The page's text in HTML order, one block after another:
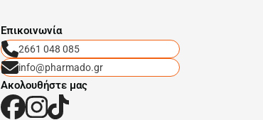
Eπικοινωνία
2661 048 085
info@pharmado.gr
Ακολουθήστε μας